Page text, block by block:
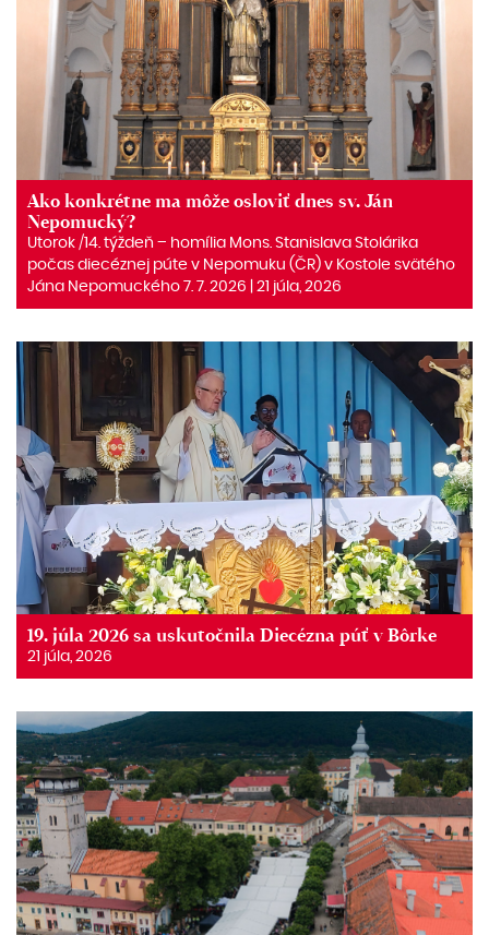
Ako konkrétne ma môže osloviť dnes sv. Ján
Nepomucký?
Utorok /14. týždeň – homília Mons. Stanislava Stolárika
počas diecéznej púte v Nepomuku (ČR) v Kostole svätého
Jána Nepomuckého 7. 7. 2026 | 21 júla, 2026
19. júla 2026 sa uskutočnila Diecézna púť v Bôrke
21 júla, 2026